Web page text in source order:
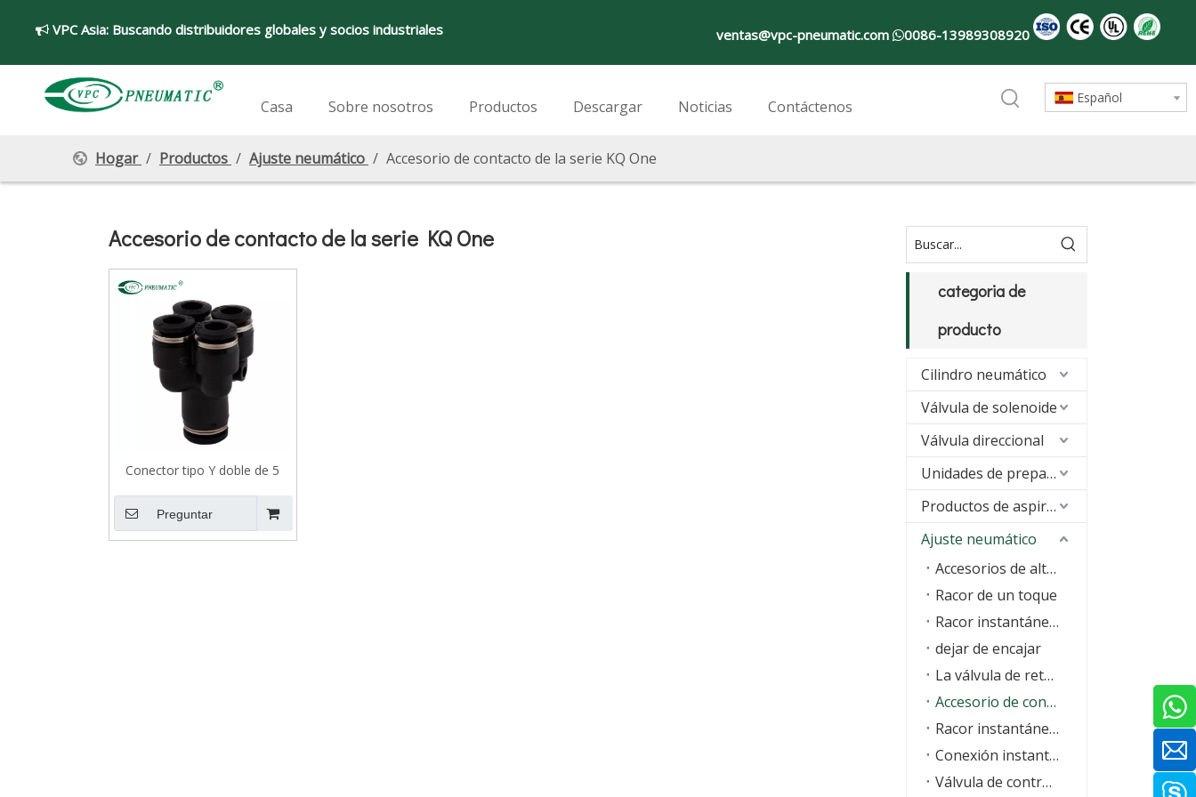
 VPC Asia: Buscando distribuidores globales y socios industriales ventas@vpc-pneumatic.com 0086-13989308920
Casa Sobre nosotros Productos Descargar Noticias Contáctenos Español
Hogar / Productos / Ajuste neumático / Accesorio de contacto de la serie KQ One
Accesorio de contacto de la serie KQ One
Conector tipo Y doble de 5
Preguntar
categoria de
producto
Cilindro neumático
Válvula de solenoide
Válvula direccional
Unidades de preparación de aire (FRL)
Productos de aspiración
Ajuste neumático
Accesorios de alta presión
Racor de un toque
Racor instantáneo con junta tórica
dejar de encajar
La válvula de retención
Accesorio de contacto de la serie KQ One
Racor instantáneo de latón
Conexión instantánea de acero inoxidable
Válvula de control de velocidad